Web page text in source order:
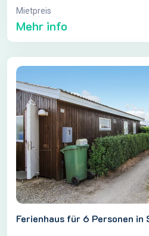
Mietpreis
Mehr info
Ferienhaus für 6 Personen in